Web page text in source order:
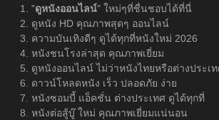
1. "ดูหนังออนไลน์" ใหม่ๆที่ชื่นชอบได้ที่นี่
2. ดูหนัง HD คุณภาพสุดๆ ออนไลน์
3. ความบันเทิงดีๆ ดูได้ทุกที่หนังใหม่ 2026
4. หนังชนโรงล่าสุด คุณภาพเยี่ยม
5. ดูหนังออนไลน์ ไม่ว่าหนังไทยหรือต่างประเท
6. ดาวน์โหลดหนัง เร็ว ปลอดภัย ง่าย
7. หนังซอมบี้ แอ็คชั่น ต่างประเทศ ดูได้ทุกที่
8. หนังต่อสู้บู๊ ใหม่ คุณภาพเยี่ยมแน่นอน